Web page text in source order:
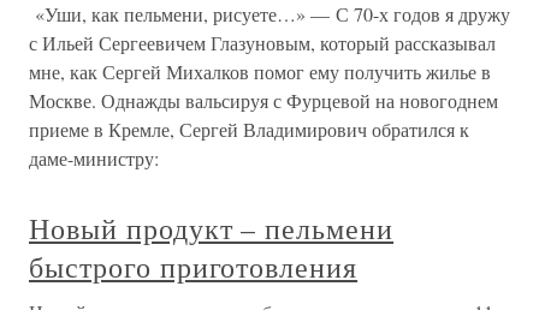
«Уши, как пельмени, рисуете…» — С 70-х годов я дружу
с Ильей Сергеевичем Глазуновым, который рассказывал
мне, как Сергей Михалков помог ему получить жилье в
Москве. Однажды вальсируя с Фурцевой на новогоднем
приеме в Кремле, Сергей Владимирович обратился к
даме-министру:
Новый продукт – пельмени
быстрого приготовления